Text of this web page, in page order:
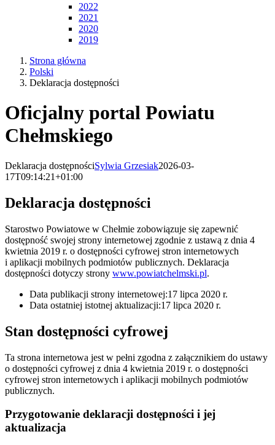
2022
2021
2020
2019
Strona główna
Polski
Deklaracja dostępności
Oficjalny portal Powiatu
Chełmskiego
Deklaracja dostępnościSylwia Grzesiak2026-03-
17T09:14:21+01:00
Deklaracja dostępności
Starostwo Powiatowe w Chełmie zobowiązuje się zapewnić
dostępność swojej strony internetowej zgodnie z ustawą z dnia 4
kwietnia 2019 r. o dostępności cyfrowej stron internetowych
i aplikacji mobilnych podmiotów publicznych. Deklaracja
dostępności dotyczy strony www.powiatchelmski.pl.
Data publikacji strony internetowej:17 lipca 2020 r.
Data ostatniej istotnej aktualizacji:17 lipca 2020 r.
Stan dostępności cyfrowej
Ta strona internetowa jest w pełni zgodna z załącznikiem do ustawy
o dostępności cyfrowej z dnia 4 kwietnia 2019 r. o dostępności
cyfrowej stron internetowych i aplikacji mobilnych podmiotów
publicznych.
Przygotowanie deklaracji dostępności i jej
aktualizacja